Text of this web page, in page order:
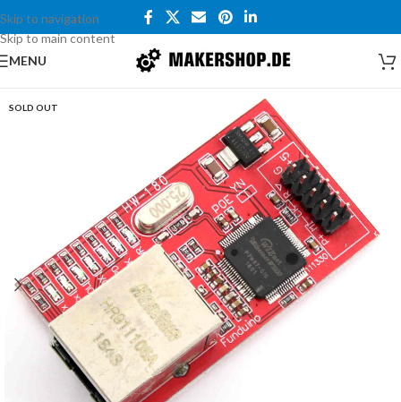
Skip to navigation
Skip to main content
MENU
SOLD OUT